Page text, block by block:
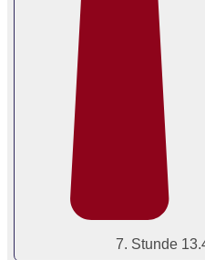
7. Stunde